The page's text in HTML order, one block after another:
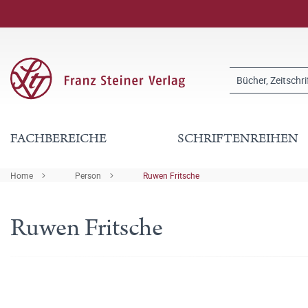
FACHBEREICHE SCHRIFTENREIHEN
Home Person Ruwen Fritsche
Ruwen Fritsche